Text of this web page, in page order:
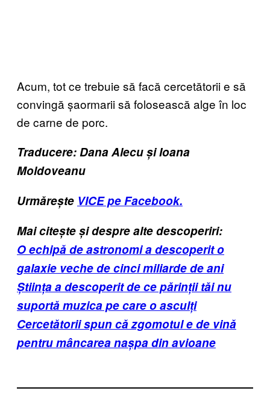
Acum, tot ce trebuie să facă cercetătorii e să
convingă șaormarii să folosească alge în loc
de carne de porc.
Traducere: Dana Alecu și Ioana
Moldoveanu
Urmărește VICE pe Facebook.
Mai citește și despre alte descoperiri:
O echipă de astronomi a descoperit o
galaxie veche de cinci miliarde de ani
Știința a descoperit de ce părinții tăi nu
suportă muzica pe care o asculți
Cercetătorii spun că zgomotul e de vină
pentru mâncarea nașpa din avioane